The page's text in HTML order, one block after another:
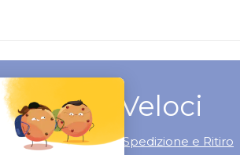
Link Veloci
Modalità di Spedizione e Ritiro